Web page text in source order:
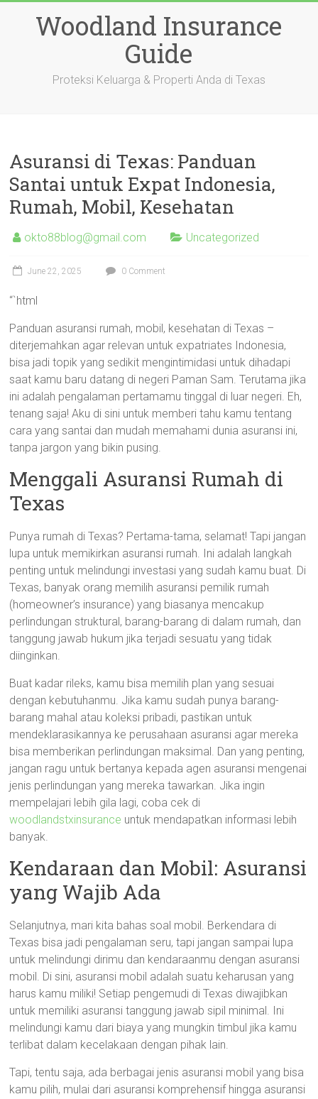
Woodland Insurance
Guide
Proteksi Keluarga & Properti Anda di Texas
Asuransi di Texas: Panduan
Santai untuk Expat Indonesia,
Rumah, Mobil, Kesehatan
okto88blog@gmail.com Uncategorized
June 22, 2025 0 Comment
“`html
Panduan asuransi rumah, mobil, kesehatan di Texas –
diterjemahkan agar relevan untuk expatriates Indonesia,
bisa jadi topik yang sedikit mengintimidasi untuk dihadapi
saat kamu baru datang di negeri Paman Sam. Terutama jika
ini adalah pengalaman pertamamu tinggal di luar negeri. Eh,
tenang saja! Aku di sini untuk memberi tahu kamu tentang
cara yang santai dan mudah memahami dunia asuransi ini,
tanpa jargon yang bikin pusing.
Menggali Asuransi Rumah di
Texas
Punya rumah di Texas? Pertama-tama, selamat! Tapi jangan
lupa untuk memikirkan asuransi rumah. Ini adalah langkah
penting untuk melindungi investasi yang sudah kamu buat. Di
Texas, banyak orang memilih asuransi pemilik rumah
(homeowner’s insurance) yang biasanya mencakup
perlindungan struktural, barang-barang di dalam rumah, dan
tanggung jawab hukum jika terjadi sesuatu yang tidak
diinginkan.
Buat kadar rileks, kamu bisa memilih plan yang sesuai
dengan kebutuhanmu. Jika kamu sudah punya barang-
barang mahal atau koleksi pribadi, pastikan untuk
mendeklarasikannya ke perusahaan asuransi agar mereka
bisa memberikan perlindungan maksimal. Dan yang penting,
jangan ragu untuk bertanya kepada agen asuransi mengenai
jenis perlindungan yang mereka tawarkan. Jika ingin
mempelajari lebih gila lagi, coba cek di
woodlandstxinsurance untuk mendapatkan informasi lebih
banyak.
Kendaraan dan Mobil: Asuransi
yang Wajib Ada
Selanjutnya, mari kita bahas soal mobil. Berkendara di
Texas bisa jadi pengalaman seru, tapi jangan sampai lupa
untuk melindungi dirimu dan kendaraanmu dengan asuransi
mobil. Di sini, asuransi mobil adalah suatu keharusan yang
harus kamu miliki! Setiap pengemudi di Texas diwajibkan
untuk memiliki asuransi tanggung jawab sipil minimal. Ini
melindungi kamu dari biaya yang mungkin timbul jika kamu
terlibat dalam kecelakaan dengan pihak lain.
Tapi, tentu saja, ada berbagai jenis asuransi mobil yang bisa
kamu pilih, mulai dari asuransi komprehensif hingga asuransi